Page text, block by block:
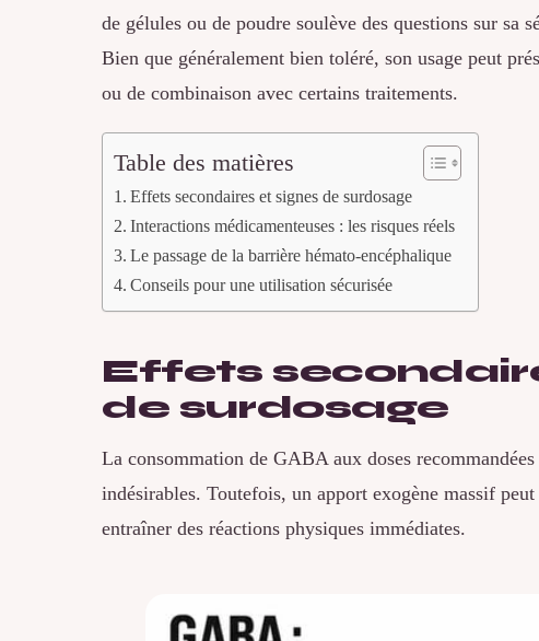
de gélules ou de poudre soulève des questions sur sa
Bien que généralement bien toléré, son usage peut
ou de combinaison avec certains traitements.
Table des matières
Effets secondaires et signes de surdosage
Interactions médicamenteuses : les risques réels
Le passage de la barrière hémato-encéphalique
Conseils pour une utilisation sécurisée
Effets
de surdosage
La consommation de GABA aux doses
indésirables. Toutefois, un apport exogène massif
entraîner des réactions physiques immédiates.